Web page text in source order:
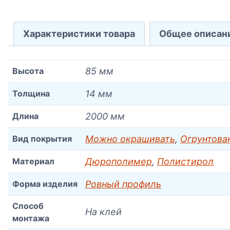
Характеристики товара Общее
Высота 85 мм
Толщина 14 мм
Длина 2000 мм
Вид покрытия Можно окрашивать,
Материал Дюрополимер, Полистирол
Форма изделия Ровный профиль
Способ
монтажа
На клей